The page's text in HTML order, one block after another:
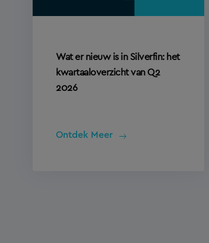
Wat er nieuw is in Silverfin: het
kwartaaloverzicht van Q2
2026
Ontdek Meer